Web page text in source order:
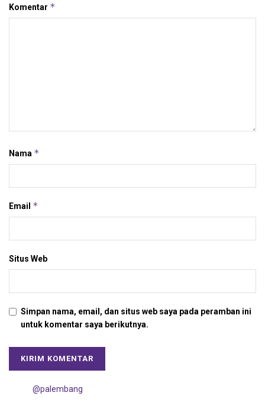
Komentar *
Nama *
Email *
Situs Web
Simpan nama, email, dan situs web saya pada peramban ini
untuk komentar saya berikutnya.
@palembang